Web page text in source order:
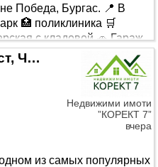
Победа, Бургас. 📍 В
🏥 поликлиника 🛒
с кладовой 🚗 Гараж
🔥 Просторная
Недвижими имоти
”КОРЕКТ 7”
вчера
Двухэтажный дом в 100 метрах от пляжа - Митков Мост, Черноморец
из самых популярных